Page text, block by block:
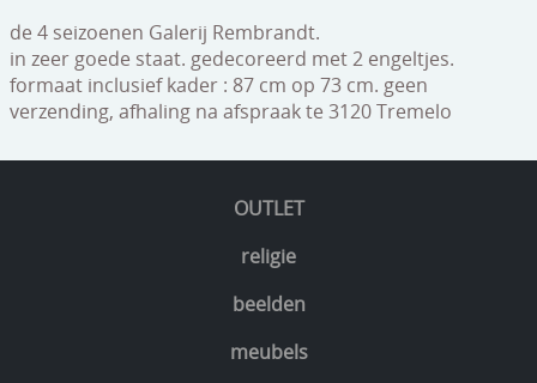
OUTLET
religie
beelden
meubels
de 4 seizoenen Galerij Rembrandt.
in zeer goede staat. gedecoreerd met 2 engeltjes.
formaat inclusief kader : 87 cm op 73 cm. geen
verzending, afhaling na afspraak te 3120 Tremelo